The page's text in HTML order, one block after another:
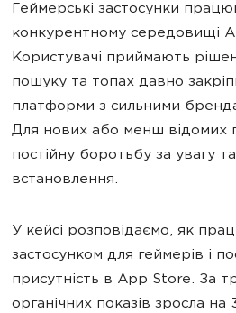
Геймерські застосунки
конкурентному середовищі
Користувачі приймають
пошуку та топах давно
платформи з сильними
Для нових або менш відомих
постійну боротьбу за увагу
встановлення.
У кейсі розповідаємо, як
застосунком для геймерів і
присутність в App Store. За
органічних показів зросла на